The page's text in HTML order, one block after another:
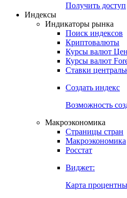
Получить доступ
Индексы
Индикаторы рынка
Поиск индексов
Криптовалюты
Курсы валют
Курсы валют
Ставки
Создать индекс
Возможность
Макроэкономика
Страницы стран
Макроэкономика
Росстат
Виджет:
Карта